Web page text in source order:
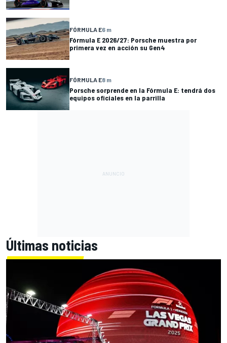
FÓRMULA E6 m
Fórmula E 2026/27: Porsche muestra por
primera vez en acción su Gen4
FÓRMULA E8 m
Porsche sorprende en la Fórmula E: tendrá dos
equipos oficiales en la parrilla
Últimas noticias